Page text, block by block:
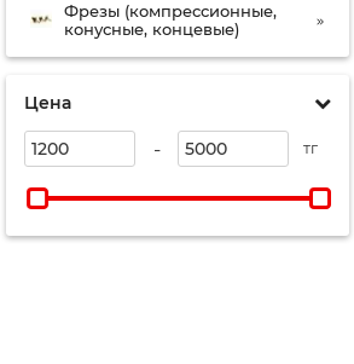
Фрезы (компрессионные,
конусные, концевые)
Цена
- тг